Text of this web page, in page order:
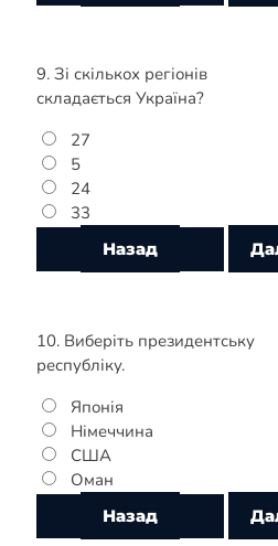
9. Зі скількох регіонів
складається Україна?
27
5
24
33
10. Виберіть президентську
республіку.
Японія
Німеччина
США
Оман